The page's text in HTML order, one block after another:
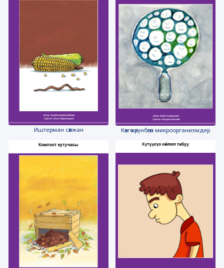
Иштерман сөөлжан Көзгө көрүнбөгөн микроорганизмдер